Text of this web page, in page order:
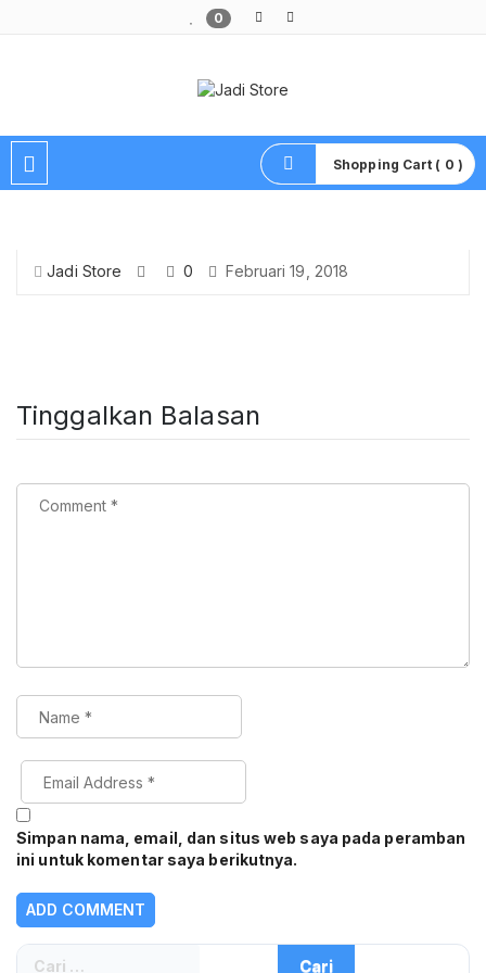
0
Shopping Cart ( 0 )
Jadi Store 0 Februari 19, 2018
Tinggalkan Balasan
Simpan nama, email, dan situs web saya pada peramban
ini untuk komentar saya berikutnya.
Cari